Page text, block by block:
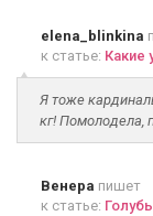
elena_blinkina
к статье: Какие
Я тоже
кг! Помолодела,
Венера пишет
к статье: